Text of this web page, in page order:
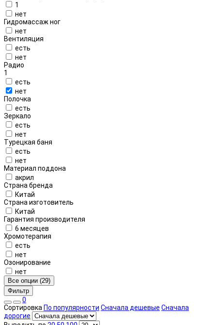
1
нет
Гидромассаж ног
нет
Вентиляция
есть
нет
Радио
1
есть
нет
Полочка
есть
Зеркало
есть
нет
Турецкая баня
есть
нет
Материал поддона
акрил
Страна бренда
Китай
Страна изготовитель
Китай
Гарантия производителя
6 месяцев
Хромотерапия
есть
нет
Озонирование
нет
Все опции (29)
Фильтр
0
Сортировка По популярности Сначала дешевые Сначала
дорогие